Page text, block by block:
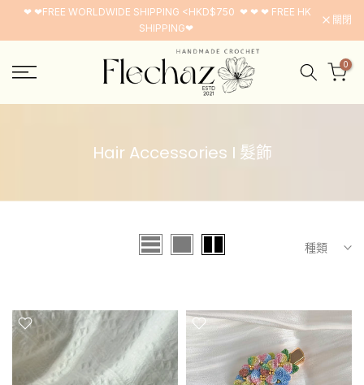
至
內
容
❤ ❤FREE WORLDWIDE SHIPPING <HKD$750 ❤ ❤ ❤ FREE HK
SHIPPING❤
關閉
0
Hair Accessories I 髮飾
種類